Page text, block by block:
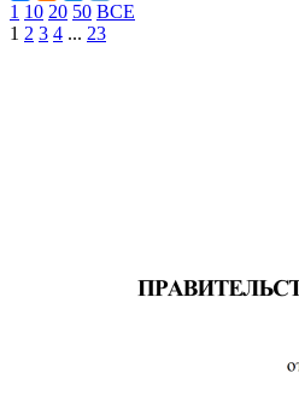
1 10 20 50 ВСЕ
1 2 3 4 ... 23